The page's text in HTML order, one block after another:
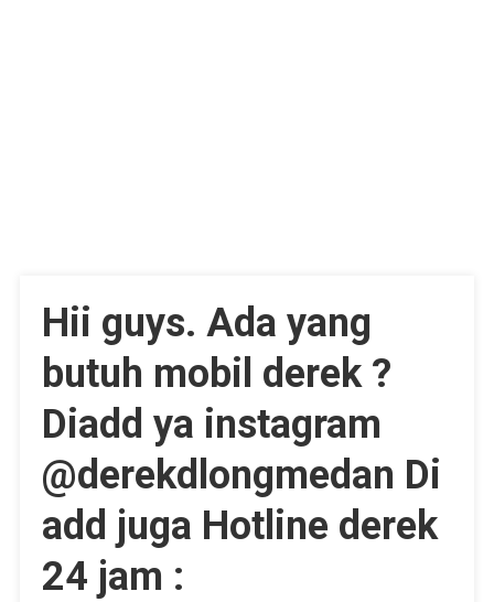
Hii guys. Ada yang
butuh mobil derek ?
Diadd ya instagram
@derekdlongmedan Di
add juga Hotline derek
24 jam :